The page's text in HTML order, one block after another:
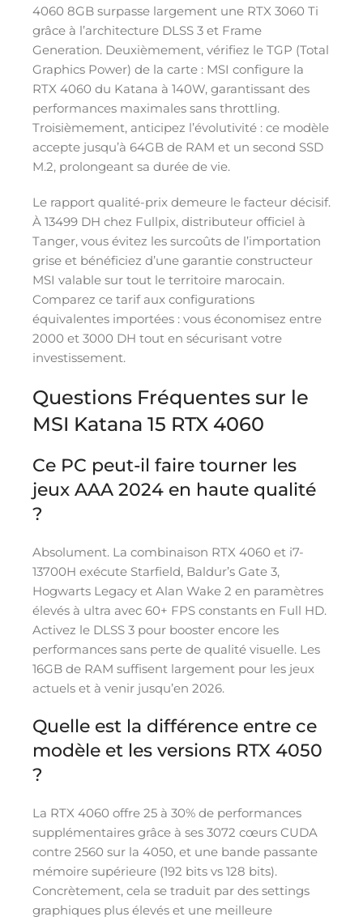
4060 8GB surpasse largement une RTX 3060 Ti
grâce à l’architecture DLSS 3 et Frame
Generation. Deuxièmement, vérifiez le TGP (Total
Graphics Power) de la carte : MSI configure la
RTX 4060 du Katana à 140W, garantissant des
performances maximales sans throttling.
Troisièmement, anticipez l’évolutivité : ce modèle
accepte jusqu’à 64GB de RAM et un second SSD
M.2, prolongeant sa durée de vie.
Le rapport qualité-prix demeure le facteur décisif.
À 13499 DH chez Fullpix, distributeur officiel à
Tanger, vous évitez les surcoûts de l’importation
grise et bénéficiez d’une garantie constructeur
MSI valable sur tout le territoire marocain.
Comparez ce tarif aux configurations
équivalentes importées : vous économisez entre
2000 et 3000 DH tout en sécurisant votre
investissement.
Questions Fréquentes sur le
MSI Katana 15 RTX 4060
Ce PC peut-il faire tourner les
jeux AAA 2024 en haute qualité
?
Absolument. La combinaison RTX 4060 et i7-
13700H exécute Starfield, Baldur’s Gate 3,
Hogwarts Legacy et Alan Wake 2 en paramètres
élevés à ultra avec 60+ FPS constants en Full HD.
Activez le DLSS 3 pour booster encore les
performances sans perte de qualité visuelle. Les
16GB de RAM suffisent largement pour les jeux
actuels et à venir jusqu’en 2026.
Quelle est la différence entre ce
modèle et les versions RTX 4050
?
La RTX 4060 offre 25 à 30% de performances
supplémentaires grâce à ses 3072 cœurs CUDA
contre 2560 sur la 4050, et une bande passante
mémoire supérieure (192 bits vs 128 bits).
Concrètement, cela se traduit par des settings
graphiques plus élevés et une meilleure